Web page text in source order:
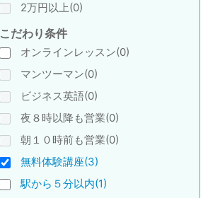
2万円以上(0)
こだわり条件
オンラインレッスン(0)
マンツーマン(0)
ビジネス英語(0)
夜８時以降も営業(0)
朝１０時前も営業(0)
無料体験講座(3)
駅から５分以内(1)